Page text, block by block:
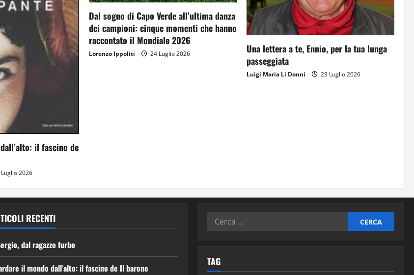
Orientarsi significa Scegliere.
Ogni gesto lascia un impronta
13 Giugno 2026
Come hanno fatto? La scalata
lampo del Como 1907 verso
il fascino de
Luglio 2026
Dal sogno di Capo Verde all’ultima danza
dei campioni: cinque momenti che hanno
raccontato il Mondiale 2026
Lorenzo Ippoliti 24 Luglio 2026
Una lettera a te, Ennio, per la tua lunga
passeggiata
Luigi Maria Li Donni 23 Luglio 2026
RECENTI
dal ragazzo furbo
il mondo dall’alto: il fascino de Il barone
TAG